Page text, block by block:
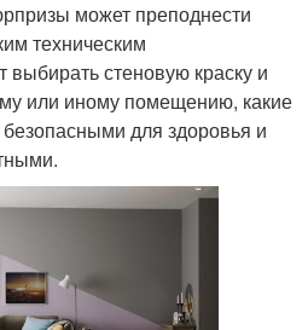
может преподнести
техническим
выбирать стеновую краску и
или иному помещению, какие
для здоровья и